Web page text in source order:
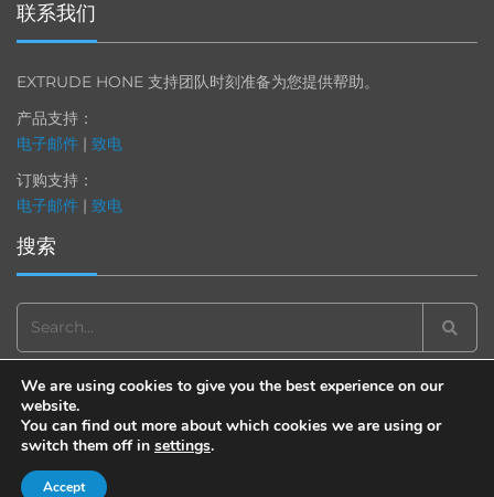
联系我们
EXTRUDE HONE 支持团队时刻准备为您提供帮助。
产品支持：
电子邮件 | 致电
订购支持：
电子邮件 | 致电
搜索
© 2013-2025 Extrude Hone. All rights reserved.
We are using cookies to give you the best experience on our
website.
You can find out more about which cookies we are using or
switch them off in settings.
Accept